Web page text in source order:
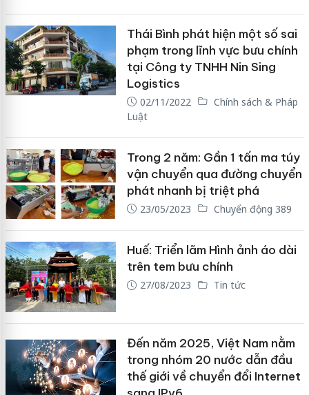
Thái Bình phát hiện một số sai
phạm trong lĩnh vực bưu chính
tại Công ty TNHH Nin Sing
Logistics
02/11/2022
Chính sách & Pháp
Luật
Trong 2 năm: Gần 1 tấn ma túy
vận chuyển qua đường chuyển
phát nhanh bị triệt phá
23/05/2023 Chuyển động 389
Huế: Triển lãm Hình ảnh áo dài
trên tem bưu chính
27/08/2023 Tin tức
Đến năm 2025, Việt Nam nằm
trong nhóm 20 nước dẫn đầu
thế giới về chuyển đổi Internet